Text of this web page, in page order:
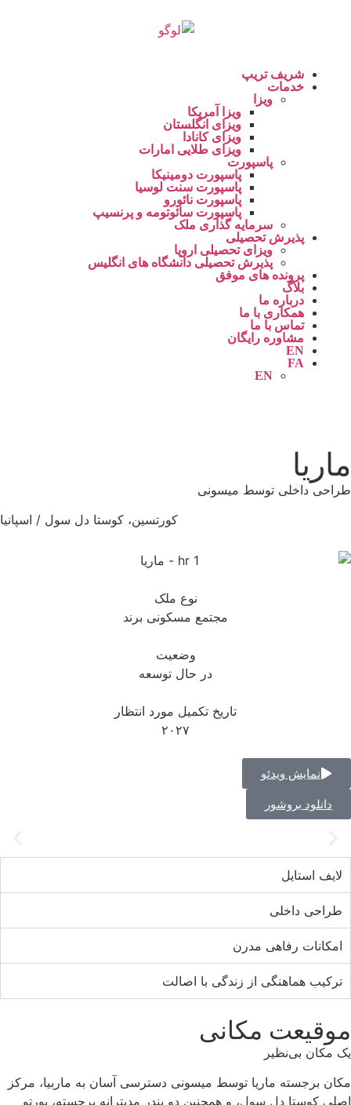
شریف تریپ
خدمات
ویزا
ویزا آمریکا
ویزای انگلستان
ویزای کانادا
ویزای طلایی امارات
پاسپورت
پاسپورت دومینیکا
پاسپورت سنت لوسیا
پاسپورت نائورو
پاسپورت سائوتومه و پرنسیپ
سرمایه گذاری ملک
پذیرش تحصیلی
ویزای تحصیلی اروپا
پذیرش تحصیلی دانشگاه های انگلیس
پرونده های موفق
بلاگ
درباره ما
همکاری با ما
تماس با ما
مشاوره رایگان
EN
FA
EN
داخلی توسط میسونی
کورتسین، کوستا دل سول / اسپانیا
نوع ملک
مجتمع مسکونی برند
وضعیت
در حال توسعه
تاریخ تکمیل مورد انتظار
۲۰۲۷
نمایش ویدئو
بروشور
استایل
داخلی
رفاهی مدرن
هماهنگی از زندگی با اصالت
مکانی
بی‌نظیر
برجسته ماریا توسط میسونی دسترسی آسان به ماربیا، مرکز
کوستا دل سول، و همچنین دو بندر مدیترانه برجسته، پورتو